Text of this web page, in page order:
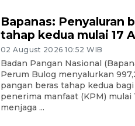
Bapanas: Penyaluran
tahap kedua mulai 17
02 August 2026 10:52 WIB
Badan Pangan Nasional
Perum Bulog menyalurkan
pangan beras tahap kedua
penerima manfaat (KPM) mulai
menjaga ...